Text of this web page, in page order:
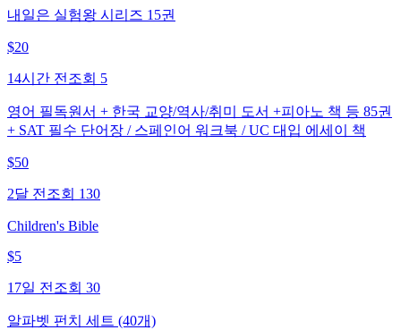
내일은 실험왕 시리즈 15권
$20
14시간 전 조회 5
영어 필독원서 + 한국 교양/역사/취미 도서 +피아노 책 등 85권
+ SAT 필수 단어장 / 스페인어 워크북 / UC 대입 에세이 책
$50
2달 전 조회 130
Children's Bible
$5
17일 전 조회 30
알파벳 펀치 세트 (40개)